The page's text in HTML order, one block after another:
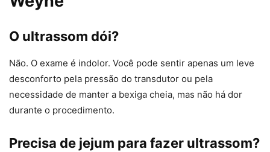
O ultrassom dói?
Não. O exame é indolor. Você pode sentir apenas um leve
desconforto pela pressão do transdutor ou pela
necessidade de manter a bexiga cheia, mas não há dor
durante o procedimento.
Precisa de jejum para fazer ultrassom?